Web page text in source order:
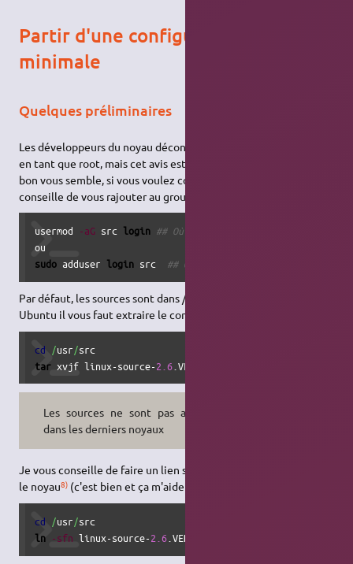
Partir d'une configuration
minimale
Quelques préliminaires
Les développeurs du noyau déconseillent de compiler le noyau
en tant que root, mais cet avis est très partagé. Faites comme
bon vous semble, si vous voulez compiler en utilisateur je vous
conseille de vous rajouter au groupe src :
usermod -aG src login ## Où //login// est votre nom
sudo adduser login src ## Où //login// est votre nom
Par défaut, les sources sont dans /usr/src, sous Debian et
Ubuntu il vous faut extraire le contenu de l'archive :
cd /usr/
tar xvjf linux-source-2.6 .VERSION.tar.bz2
Les sources ne sont pas archivées
dans les derniers noyaux
Je vous conseille de faire un lien symbolique intitulé
le noyau8) (c'est bien et ça m'aidera pour la suite) :
cd /usr/
ln -sfn linux-source-2.6.VERSION linux